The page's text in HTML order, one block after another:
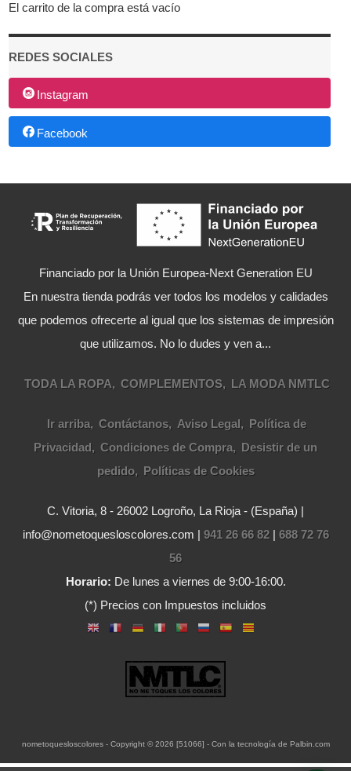
El carrito de la compra está vacío
REDES SOCIALES
Instagram
Facebook
Financiado por la Unión Europea-Next Generation EU
En nuestra tienda podrás ver todos los modelos y calidades
que podemos ofrecerte al igual que los sistemas de impresión
que utilizamos. No lo dudes y ven a...
TODA LA ROPA COMPLEMENTOS LA MODA NMTLC
Ir arriba Contáctanos Aviso Legal
Política de
Privacidad
Condiciones de Compra
Desistir de un
pedido
Políticas de Cookies
C. Vitoria, 8 - 26002 Logroño, La Rioja - (España) |
info@nometoquesloscolores.com | 941 26 66 82| 688 72 76
56
Horario: De lunes a viernes de 9:00-16:00.
(*) Precios con Impuestos incluidos
nometoquesloscolores- Copyright © 2026 [51066] - Con la tecnología de Palbin.com